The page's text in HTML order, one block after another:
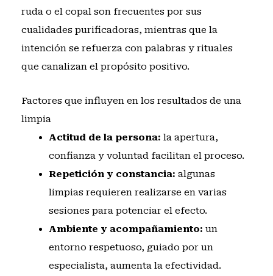
ruda o el copal son frecuentes por sus
cualidades purificadoras, mientras que la
intención se refuerza con palabras y rituales
que canalizan el propósito positivo.
Factores que influyen en los resultados de una
limpia
Actitud de la persona: la apertura,
confianza y voluntad facilitan el proceso.
Repetición y constancia: algunas
limpias requieren realizarse en varias
sesiones para potenciar el efecto.
Ambiente y acompañamiento: un
entorno respetuoso, guiado por un
especialista, aumenta la efectividad.